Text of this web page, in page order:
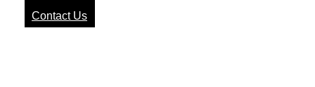
Contact Us